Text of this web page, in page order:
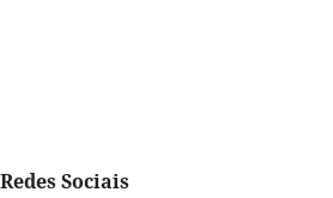
Redes Sociais